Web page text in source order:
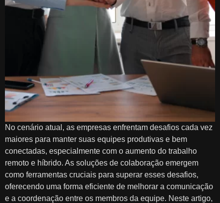
No cenário atual, as empresas enfrentam desafios cada vez
maiores para manter suas equipes produtivas e bem
conectadas, especialmente com o aumento do trabalho
remoto e híbrido. As soluções de colaboração emergem
como ferramentas cruciais para superar esses desafios,
oferecendo uma forma eficiente de melhorar a comunicação
e a coordenação entre os membros da equipe. Neste artigo,